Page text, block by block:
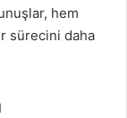
hem
sürecini daha